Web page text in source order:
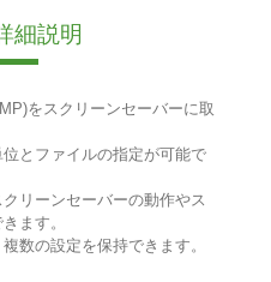
細説明
をスクリーンセーバーに取
とファイルの指定が可能で
リーンセーバーの動作やス
ます。
数の設定を保持できます。